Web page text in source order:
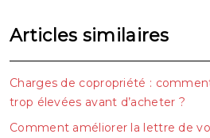
Articles similaires
Charges de copropriété :
trop élevées avant d’acheter ?
Comment améliorer la lettre de